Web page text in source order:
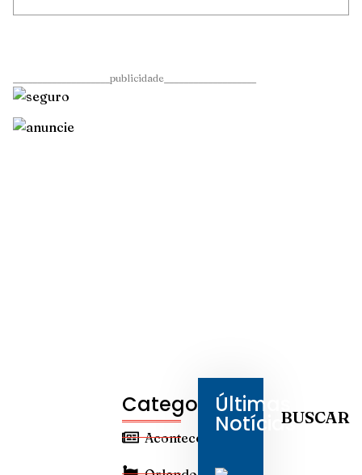
____________________publicidade___________________
Categorias
Aconteceu
Últimas
NotíciasBUSCAR